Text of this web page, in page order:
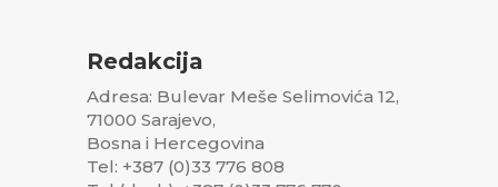
Redakcija
Adresa: Bulevar Meše Selimovića 12,
71000 Sarajevo,
Bosna i Hercegovina
Tel: +387 (0)33 776 808